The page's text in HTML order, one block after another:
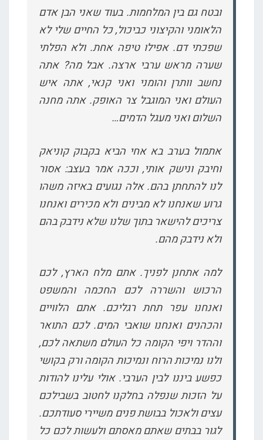
ובטח גם בין המלחמות. בעוד שאני הבן אדם
הלאומני והקיצוני כביכול, כל החיים שלי לא
שפכתי דם. אפילו טיפה אחת. ולא הפלתי
שערה מראש ערבי ארצה. אבל מה? אתה
נחשב וותרן והומני ואני קנאי, אתה איש
העולם ואני המוגבל צר האופק. אתה מחנה
השלום ואני מעגל הדמים…
אתמול בערב בא אחי הביא בקבוק קוניאק
וחיבק ונישק אותי, וככה אמר בעצב: אסור
לנו להתחתן בהם. אלה נגועים באיזה משהו
גרוע שאנחנו לא מבינים ולא מכירים ואנחנו
צריכים להישאר בתוך שלנו שלא נידבק בהם
ולא נידבק מהם.
למה אתחנן לפניך. אתם מלח הארץ, לכם
הרכוש והשררה לכם החכמה והמשפט
ואנחנו עפר תחת רגליכם. אתם הלוויים
והכהנים ואנחנו שואבי המים. לכם התואר
וההדר ויפי הקומה כל העולם משתאה לכם,
ולנו נמיכות הרוח ונמיכות הקומה ורק בקושי
כפשע ביננו לבין הערבי. אולי עלינו להודות
על הזכות שנפלה בחלקנו לחטוב בשבילכם
עצים ולאכול בבושת פנים משיירי סעודתכם.
לגור בבתים שאתם מאסתם ולעשות לכם כל